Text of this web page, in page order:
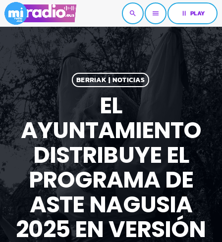
search menu pause PLAY
BERRIAK | NOTICIAS
EL
AYUNTAMIENTO
DISTRIBUYE EL
PROGRAMA DE
ASTE NAGUSIA
2025 EN VERSIÓN